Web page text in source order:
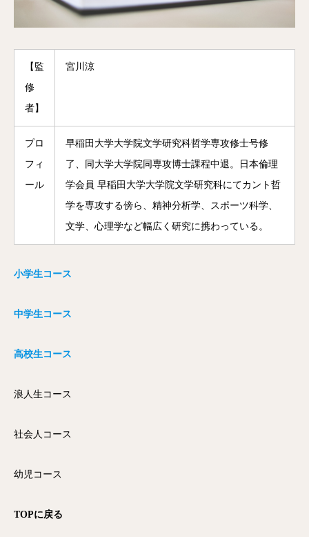
【監
修
者】
宮川涼
プロ
フィ
ール
早稲田大学大学院文学研究科哲学専攻修士号修
了、同大学大学院同専攻博士課程中退。日本倫理
学会員 早稲田大学大学院文学研究科にてカント哲
学を専攻する傍ら、精神分析学、スポーツ科学、
文学、心理学など幅広く研究に携わっている。
小学生コース
中学生コース
高校生コース
浪人生コース
社会人コース
幼児コース
TOPに戻る